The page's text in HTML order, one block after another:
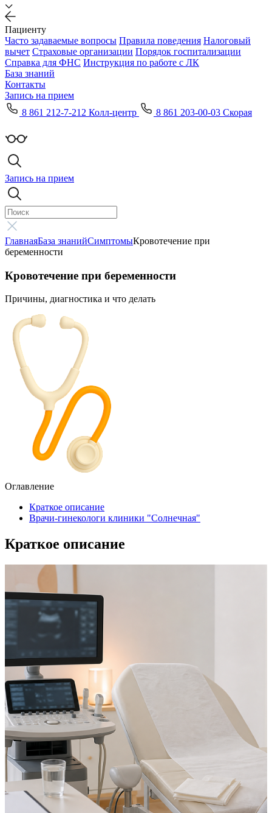
Пациенту
Часто задаваемые вопросы Правила поведения Налоговый
вычет Страховые организации Порядок госпитализации
Справка для ФНС Инструкция по работе с ЛК
База знаний
Контакты
Запись на прием
8 861 212-7-212 Колл-центр
8 861 203-00-03 Скорая
Запись на прием
ГлавнаяБаза знанийСимптомыКровотечение при
беременности
Кровотечение при беременности
Причины, диагностика и что делать
Оглавление
Краткое описание
Врачи-гинекологи клиники "Солнечная"
Краткое описание